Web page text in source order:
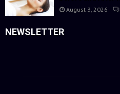
August 3, 2026
NEWSLETTER